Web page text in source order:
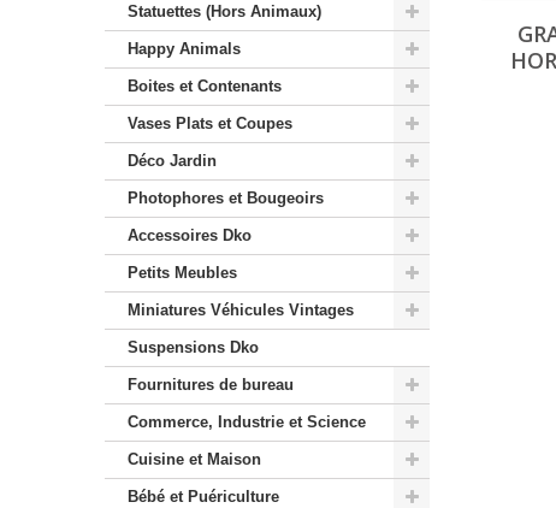
Statuettes (Hors Animaux)
Happy Animals
Boites et Contenants
Vases Plats et Coupes
Déco Jardin
Photophores et Bougeoirs
Accessoires Dko
Petits Meubles
Miniatures Véhicules Vintages
Suspensions Dko
Fournitures de bureau
Commerce, Industrie et Science
Cuisine et Maison
Bébé et Puériculture